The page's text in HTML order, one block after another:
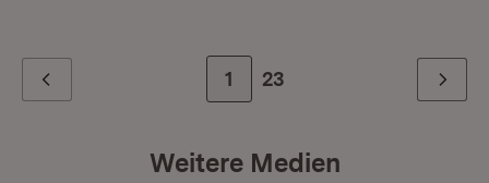
Zur Seite
1 Zur letzten Seite
23 Weiter
Weitere Medien